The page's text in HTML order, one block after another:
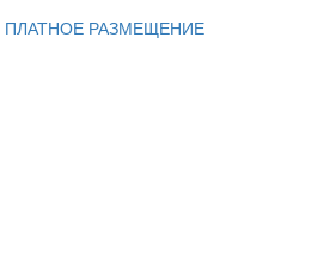
ПЛАТНОЕ РАЗМЕЩЕНИЕ